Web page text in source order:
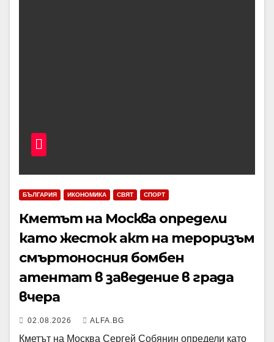
БЪЛГАРИЯ ИКОНОМИКА СВЯТ СПОРТ
Кметът на Москва определи
като жесток акт на тероризъм
смъртоносния бомбен
атентат в заведение в града
вчера
02.08.2026 ALFA.BG
Кметът на Москва Сергей Собянин определи като